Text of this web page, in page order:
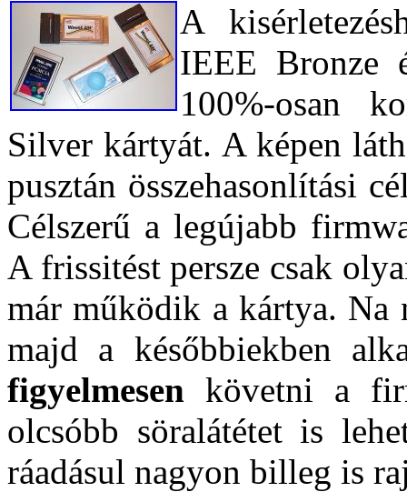
A
IEEE Bronze
100%-osan
Silver kártyát. A képen
pusztán összehasonlítási
Célszerű a legújabb
A frissitést persze csak
már működik a kártya. Na
majd a későbbiekben
figyelmesen követni a
olcsóbb söralátétet is
ráadásul nagyon billeg is